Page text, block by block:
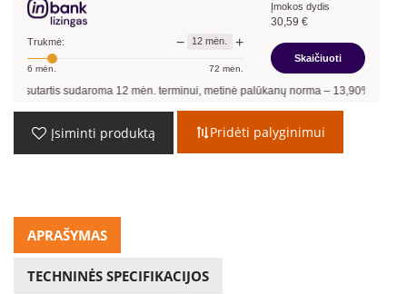
Trukmė: − 12 mėn. +
6 mėn. 72 mėn.
Įmokos dydis
30,59 €
Skaičiuoti
sudaroma12mėn. terminui, metinė palūkanų norma – 13,90%, sutarties
Įsiminti produktą Pridėti palyginimui
APRAŠYMAS
TECHNINĖS SPECIFIKACIJOS